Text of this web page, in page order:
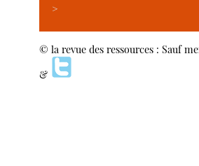
>
© la revue des ressources : Sauf
&